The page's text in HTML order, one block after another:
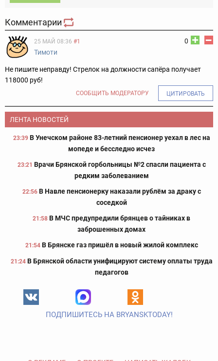
Комментарии
0
25 МАЙ 08:36 #1
Тимоти
Не пишите неправду! Стрелок на должности сапёра получает
118000 руб!
СООБЩИТЬ МОДЕРАТОРУ ЦИТИРОВАТЬ
ЛЕНТА НОВОСТЕЙ
23:39 В Унечском районе 83-летний пенсионер уехал в лес на
мопеде и бесследно исчез
23:21 Врачи Брянской горбольницы №2 спасли пациента с
редким заболеванием
22:56 В Навле пенсионерку наказали рублём за драку с
соседкой
21:58 В МЧС предупредили брянцев о тайниках в
заброшенных домах
21:54 В Брянске газ пришёл в новый жилой комплекс
21:24 В Брянской области унифицируют систему оплаты труда
педагогов
ПОДПИШИТЕСЬ НА BRYANSKTODAY!